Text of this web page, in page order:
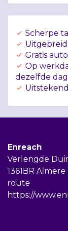
Scherpe
Gratis
Op
dezelfde
Enreach
Verlengde
1361BR Almere
route
https://